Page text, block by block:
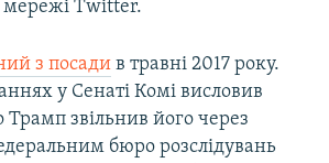
мережі Twitter.
з посади в травні 2017 року.
у Сенаті Комі висловив
звільнив його через
бюро розслідувань